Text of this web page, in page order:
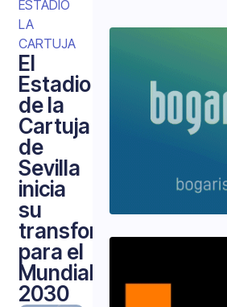
ESTADIO
LA
CARTUJA
El
Estadio
de la
Cartuja
de
Sevilla
inicia
su
transformación
para el
Mundial
2030